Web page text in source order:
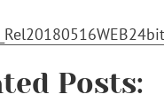
Posts: